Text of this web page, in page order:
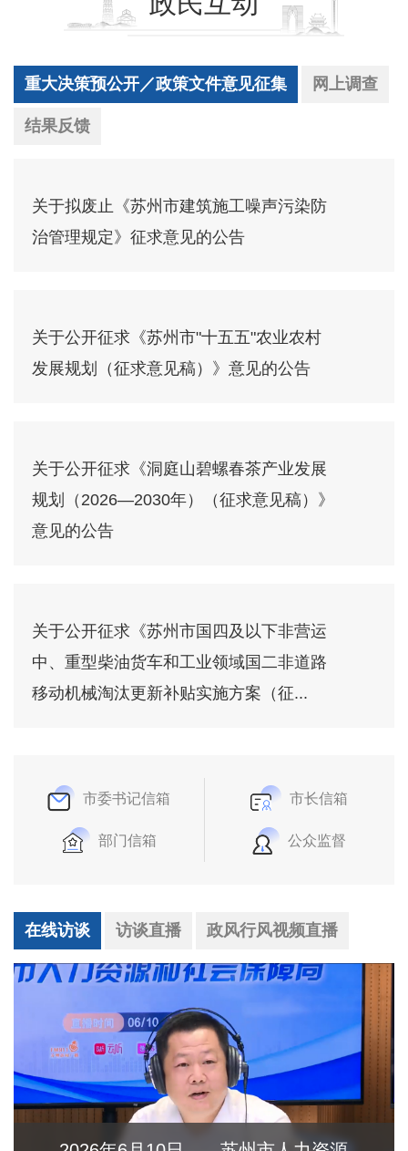
重大决策预公开／政策文件意见征集 网上调查
结果反馈
关于拟废止《苏州市建筑施工噪声污染防
治管理规定》征求意见的公告
关于公开征求《苏州市"十五五"农业农村
发展规划（征求意见稿）》意见的公告
关于公开征求《洞庭山碧螺春茶产业发展
规划（2026—2030年）（征求意见稿）》
意见的公告
关于公开征求《苏州市国四及以下非营运
中、重型柴油货车和工业领域国二非道路
移动机械淘汰更新补贴实施方案（征...
市委书记信箱 市长信箱
部门信箱 公众监督
在线访谈 访谈直播 政风行风视频直播